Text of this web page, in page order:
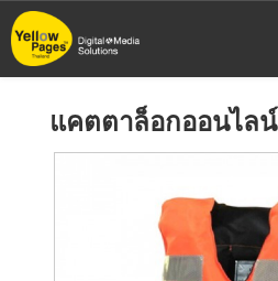
ข้าม
ไป
แคตตาล็อกออนไลน์